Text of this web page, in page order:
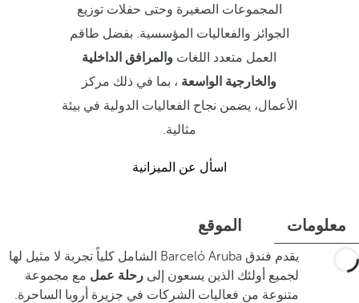
المجموعات الصغيرة وحتى حفلات توزيع
الجوائز والفعاليات المؤسسية. بفضل طاقم
العمل متعدد اللغات والمرافق الداخلية
والخارجية الواسعة ، بما في ذلك مركز
الأعمال، يضمن نجاح الفعاليات الدولية في بيئة
مثالية.
اسأل عن الميزانية
معلومات الموقع
يقدم فندق Barceló Aruba الشامل كلياً تجربة لا مثيل لها
لجميع أولئك الذين يسعون إلى رحلة عمل مع مجموعة
متنوعة من فعاليات الشركات في جزيرة أروبا الساحرة.